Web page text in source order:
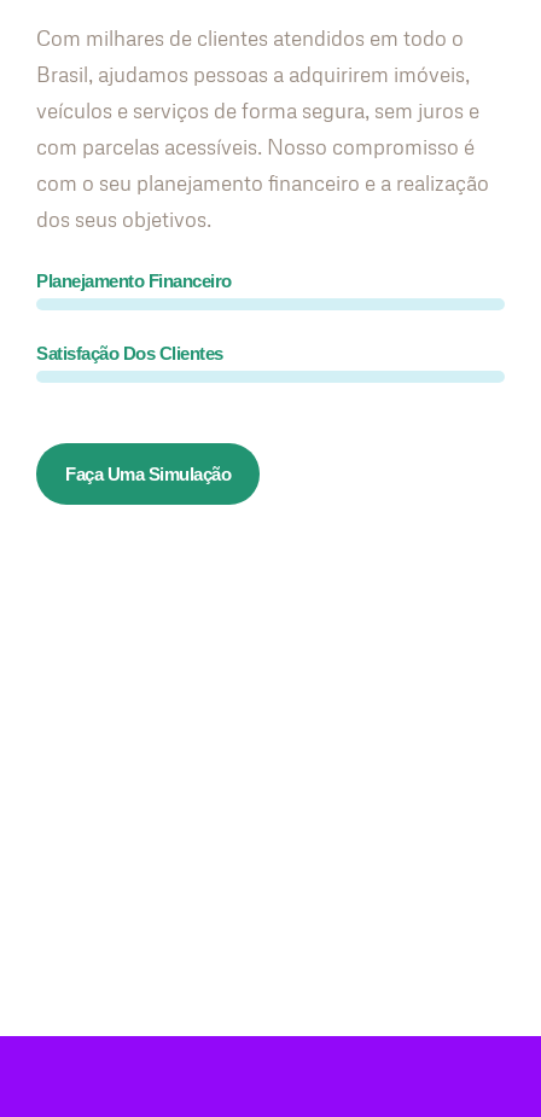
Com milhares de clientes atendidos em todo o
Brasil, ajudamos pessoas a adquirirem imóveis,
veículos e serviços de forma segura, sem juros e
com parcelas acessíveis. Nosso compromisso é
com o seu planejamento financeiro e a realização
dos seus objetivos.
Planejamento Financeiro
Satisfação Dos Clientes
Faça Uma Simulação